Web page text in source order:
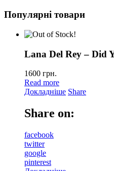
Популярні товари
Lana Del Rey – Did
1600 грн.
Read more
Докладніше Share
Share on:
facebook
twitter
google
pinterest